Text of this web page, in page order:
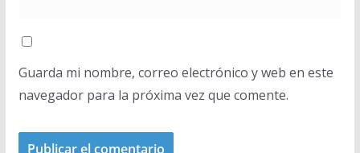
Guarda mi nombre, correo electrónico y web en este
navegador para la próxima vez que comente.